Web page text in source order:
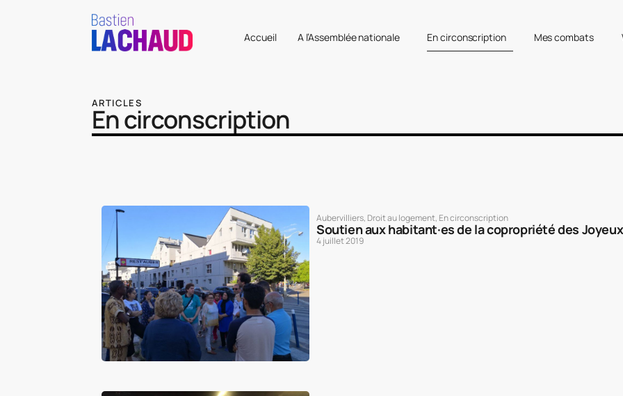
Accueil A l’Assemblée nationale En circonscription Mes combats
ARTICLES
En circonscription
Aubervilliers, Droit au logement, En circonscription
Soutien aux habitant·es de la copropriété des
4 juillet 2019